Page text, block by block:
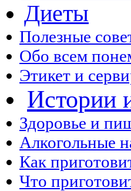
Диеты
Полезные
Обо всем
Этикет и
Истории
Здоровье и
Алкогольные
Как
Что